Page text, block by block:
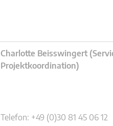
Charlotte Beisswingert
Projektkoordination)
Telefon: +49 (0)30 81 45 06 12